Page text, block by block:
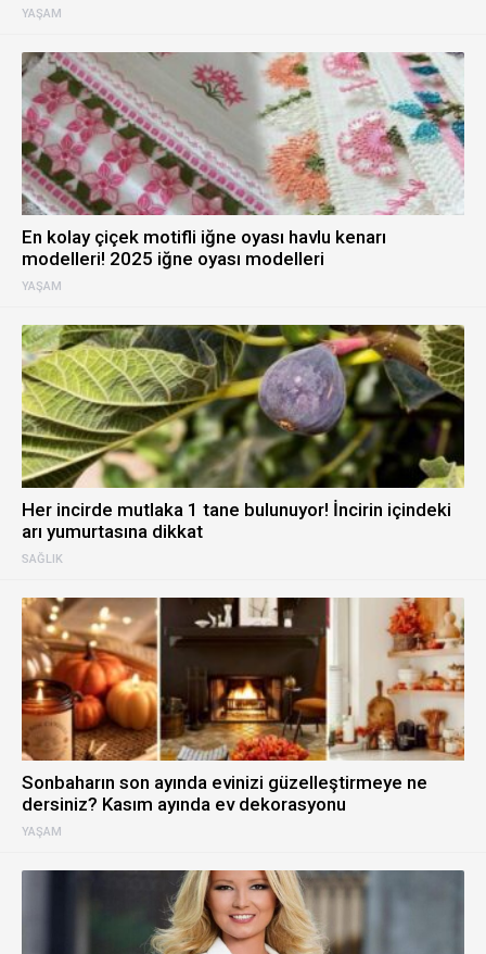
YAŞAM
YAŞAM
En kolay çiçek motifli iğne oyası havlu kenarı
modelleri! 2025 iğne oyası modelleri
SAĞLIK
Her incirde mutlaka 1 tane bulunuyor! İncirin içindeki
arı yumurtasına dikkat
YAŞAM
Sonbaharın son ayında evinizi güzelleştirmeye ne
dersiniz? Kasım ayında ev dekorasyonu